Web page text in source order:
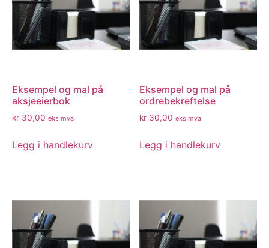
Eksempel og mal på
aksjeeierbok
kr 30,00 eks mva
Legg i handlekurv
Eksempel og mal på
ordrebekreftelse
kr 30,00 eks mva
Legg i handlekurv